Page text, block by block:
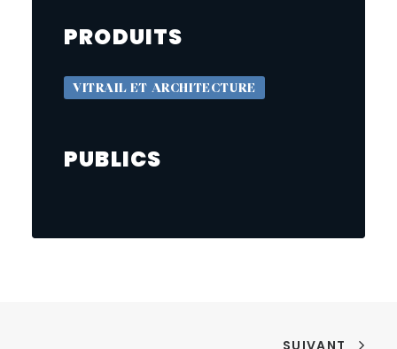
PRODUITS
VITRAIL ET ARCHITECTURE
PUBLICS